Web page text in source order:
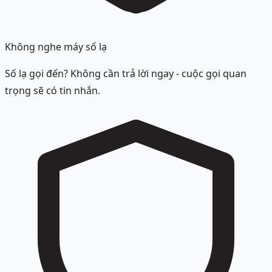
Không nghe máy số lạ
Số lạ gọi đến? Không cần trả lời ngay - cuộc gọi quan
trọng sẽ có tin nhắn.